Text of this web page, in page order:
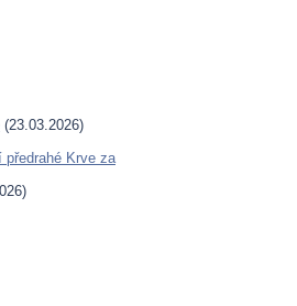
(23.03.2026)
předrahé Krve za